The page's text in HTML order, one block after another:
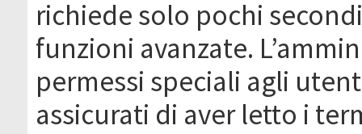
richiede solo pochi
funzioni avanzate.
permessi speciali agli
assicurati di aver letto i